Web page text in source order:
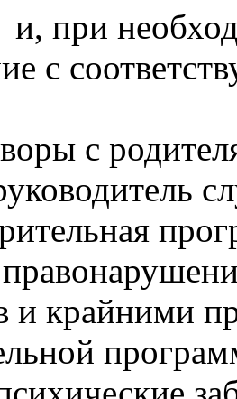
при
с
с
и крайними